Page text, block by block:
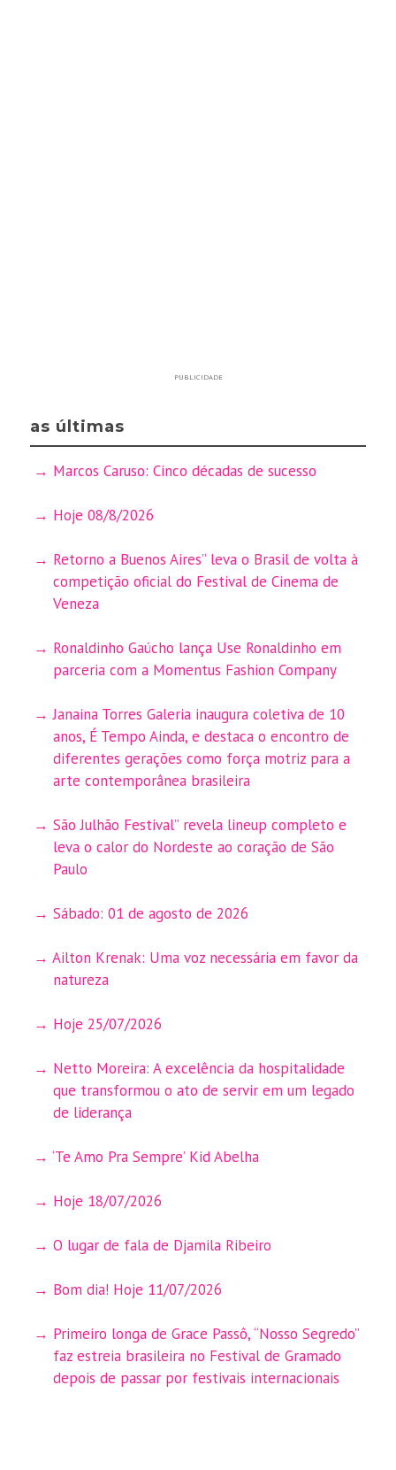
PUBLICIDADE
as últimas
Marcos Caruso: Cinco décadas de sucesso
Hoje 08/8/2026
Retorno a Buenos Aires” leva o Brasil de volta à
competição oficial do Festival de Cinema de
Veneza
Ronaldinho Gaúcho lança Use Ronaldinho em
parceria com a Momentus Fashion Company
Janaina Torres Galeria inaugura coletiva de 10
anos, É Tempo Ainda, e destaca o encontro de
diferentes gerações como força motriz para a
arte contemporânea brasileira
São Julhão Festival” revela lineup completo e
leva o calor do Nordeste ao coração de São
Paulo
Sábado: 01 de agosto de 2026
Ailton Krenak: Uma voz necessária em favor da
natureza
Hoje 25/07/2026
Netto Moreira: A excelência da hospitalidade
que transformou o ato de servir em um legado
de liderança
‘Te Amo Pra Sempre’ Kid Abelha
Hoje 18/07/2026
O lugar de fala de Djamila Ribeiro
Bom dia! Hoje 11/07/2026
Primeiro longa de Grace Passô, “Nosso Segredo”
faz estreia brasileira no Festival de Gramado
depois de passar por festivais internacionais